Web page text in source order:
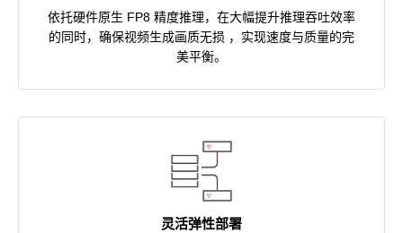
依托硬件原生 FP8 精度推理，在大幅提升推理吞吐效率
的同时，确保视频生成画质无损 ，实现速度与质量的完
美平衡。
灵活弹性部署